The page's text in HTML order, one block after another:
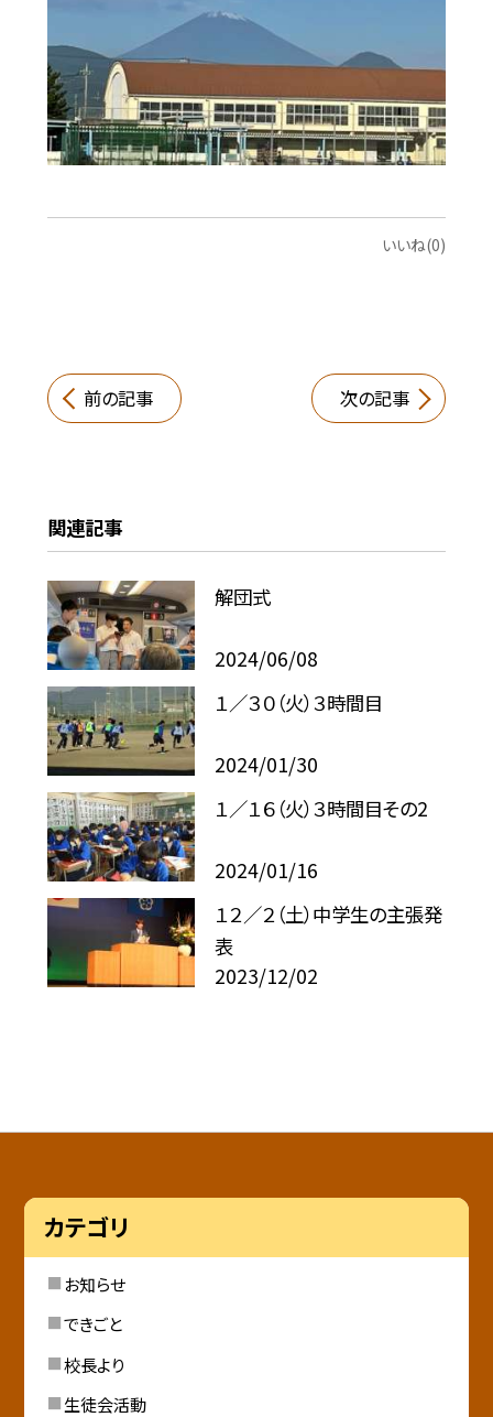
いいね(0)
前の記事 次の記事
関連記事
解団式
2024/06/08
１／３０（火）３時間目
2024/01/30
１／１６（火）３時間目その2
2024/01/16
１２／２（土）中学生の主張発
表
2023/12/02
カテゴリ
お知らせ
できごと
校長より
生徒会活動